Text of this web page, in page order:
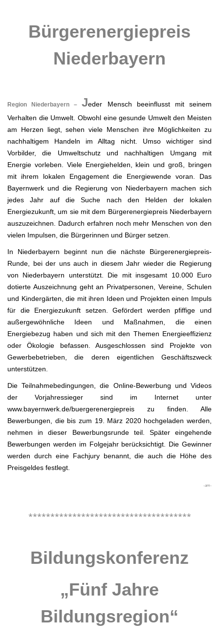
Bürgerenergiepreis
Niederbayern
Region Niederbayern –Jeder Mensch beeinflusst mit seinem
Verhalten die Umwelt. Obwohl eine gesunde Umwelt den Meisten
am Herzen liegt, sehen viele Menschen ihre Möglichkeiten zu
nachhaltigem Handeln im Alltag nicht. Umso wichtiger sind
Vorbilder, die Umweltschutz und nachhaltigen Umgang mit
Energie vorleben. Viele Energiehelden, klein und groß, bringen
mit ihrem lokalen Engagement die Energiewende voran. Das
Bayernwerk und die Regierung von Niederbayern machen sich
jedes Jahr auf die Suche nach den Helden der lokalen
Energiezukunft, um sie mit dem Bürgerenergiepreis Niederbayern
auszuzeichnen. Dadurch erfahren noch mehr Menschen von den
vielen Impulsen, die Bürgerinnen und Bürger setzen.
In Niederbayern beginnt nun die nächste Bürgerenergiepreis-
Runde, bei der uns auch in diesem Jahr wieder die Regierung
von Niederbayern unterstützt. Die mit insgesamt 10.000 Euro
dotierte Auszeichnung geht an Privatpersonen, Vereine, Schulen
und Kindergärten, die mit ihren Ideen und Projekten einen Impuls
für die Energiezukunft setzen. Gefördert werden pfiffige und
außergewöhnliche Ideen und Maßnahmen, die einen
Energiebezug haben und sich mit den Themen Energieeffizienz
oder Ökologie befassen. Ausgeschlossen sind Projekte von
Gewerbebetrieben, die deren eigentlichen Geschäftszweck
unterstützen.
Die Teilnahmebedingungen, die Online-Bewerbung und Videos
der Vorjahressieger sind im Internet unter
www.bayernwerk.de/buergerenergiepreis zu finden. Alle
Bewerbungen, die bis zum 19. März 2020 hochgeladen werden,
nehmen in dieser Bewerbungsrunde teil. Später eingehende
Bewerbungen werden im Folgejahr berücksichtigt. Die Gewinner
werden durch eine Fachjury benannt, die auch die Höhe des
Preisgeldes festlegt.
-am-
*************************************
Bildungskonferenz
„Fünf Jahre
Bildungsregion“